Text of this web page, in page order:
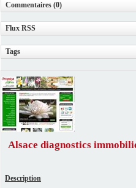
Commentaires (0)
Flux RSS
Tags
Alsace diagnostics
Description